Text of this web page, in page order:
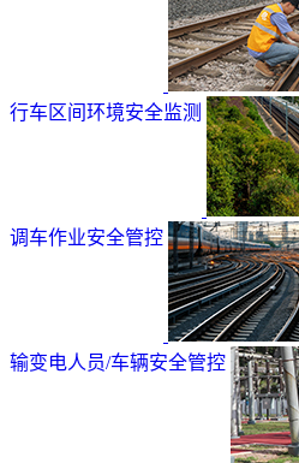
行车区间环境安全监测
调车作业安全管控
输变电人员/车辆安全管控